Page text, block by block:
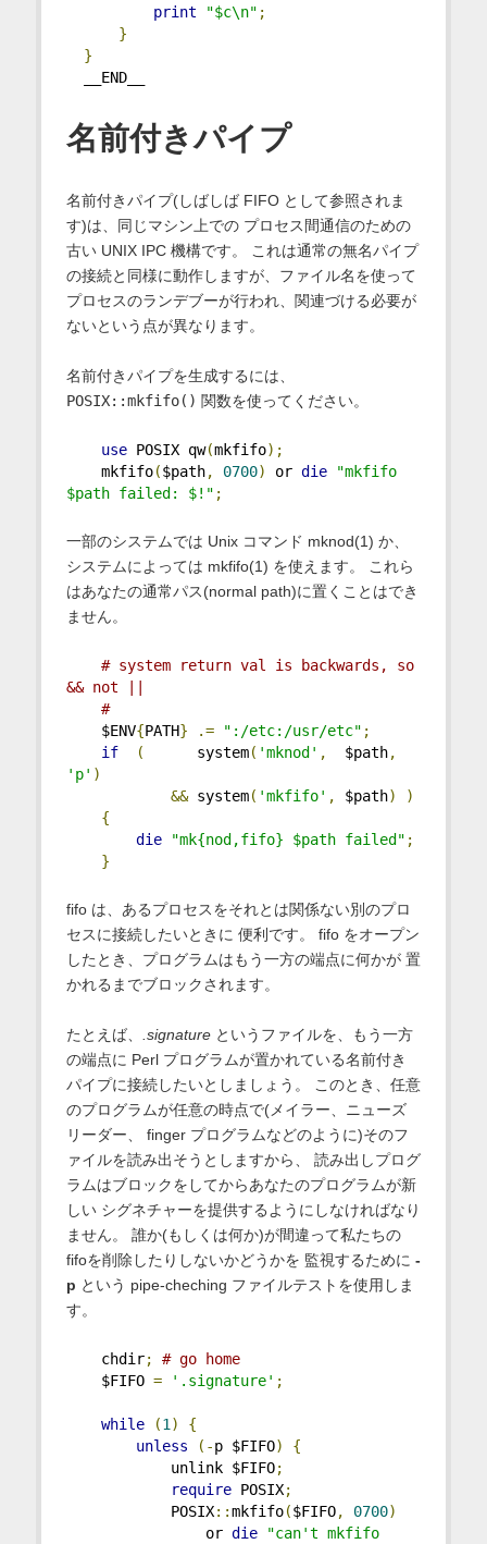
print
"$c\n" ;
}
}
__END__
名前付きパイプ
名前付きパイプ(しばしば FIFO として参照されま
す)は、同じマシン上での プロセス間通信のための
古い UNIX IPC 機構です。 これは通常の無名パイプ
の接続と同様に動作しますが、ファイル名を使って
プロセスのランデブーが行われ、関連づける必要が
ないという点が異なります。
名前付きパイプを生成するには、
POSIX::mkfifo() 関数を使ってください。
use POSIX qw(mkfifo);
mkfifo($path, 0700) or die
"mkfifo
$path failed: $!" ;
一部のシステムでは Unix コマンド mknod(1) か、
システムによっては mkfifo(1) を使えます。 これら
はあなたの通常パス(normal path)に置くことはでき
ません。
# system return val is backwards, so
&& not ||
#
$ENV{PATH} .= ":/etc:/usr/etc" ;
if
( system( 'mknod' , $path,
'p' )
&& system( 'mkfifo' , $path)
)
{
die
"mk{nod,fifo} $path failed" ;
}
fifo は、あるプロセスをそれとは関係ない別のプロ
セスに接続したいときに 便利です。 fifo をオープン
したとき、プログラムはもう一方の端点に何かが 置
かれるまでブロックされます。
たとえば、 .signatureというファイルを、もう一方
の端点に Perl プログラムが置かれている名前付き
パイプに接続したいとしましょう。 このとき、任意
のプログラムが任意の時点で(メイラー、ニューズ
リーダー、 finger プログラムなどのように)そのフ
ァイルを読み出そうとしますから、 読み出しプログ
ラムはブロックをしてからあなたのプログラムが新
しい シグネチャーを提供するようにしなければなり
ません。 誰か(もしくは何か)が間違って私たちの
fifoを削除したりしないかどうかを 監視するために -
p という pipe-cheching ファイルテストを使用しま
す。
chdir;
# go home
$FIFO = '.signature' ;
while (1 )
{
unless
(-p $FIFO)
{
unlink $FIFO;
require POSIX;
POSIX::mkfifo($FIFO, 0700)
or die
"can't mkfifo